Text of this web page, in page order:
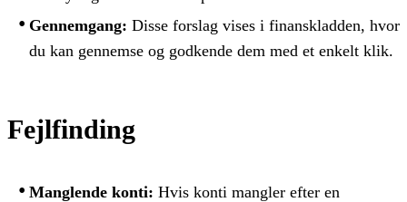
Gennemgang: Disse forslag vises i finanskladden, hvor
du kan gennemse og godkende dem med et enkelt klik.
Fejlfinding
Manglende konti: Hvis konti mangler efter en